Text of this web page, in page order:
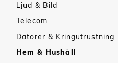
Ljud & Bild
Telecom
Datorer & Kringutrustning
Hem & Hushåll